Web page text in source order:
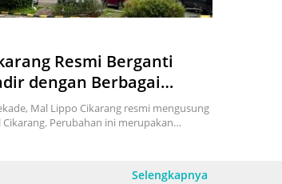
Resmi Berganti
dengan Berbagai
Mal Lippo Cikarang resmi mengusung
Perubahan ini merupakan…
Selengkapnya